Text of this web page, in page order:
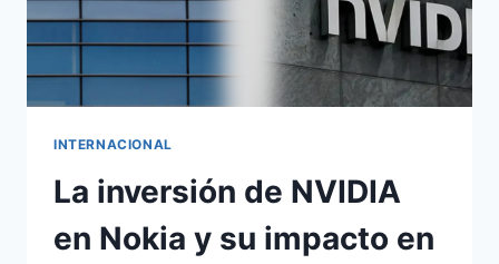
INTERNACIONAL
La inversión de NVIDIA
en Nokia y su impacto en